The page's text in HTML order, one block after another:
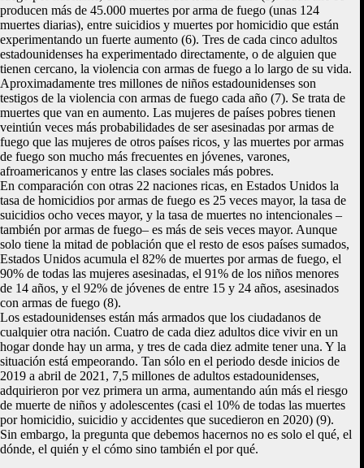
producen más de 45.000 muertes por arma de fuego (unas 124
muertes diarias), entre suicidios y muertes por homicidio que están
experimentando un fuerte aumento (6). Tres de cada cinco adultos
estadounidenses ha experimentado directamente, o de alguien que
tienen cercano, la violencia con armas de fuego a lo largo de su vida.
Aproximadamente tres millones de niños estadounidenses son
testigos de la violencia con armas de fuego cada año (7). Se trata de
muertes que van en aumento. Las mujeres de países pobres tienen
veintiún veces más probabilidades de ser asesinadas por armas de
fuego que las mujeres de otros países ricos, y las muertes por armas
de fuego son mucho más frecuentes en jóvenes, varones,
afroamericanos y entre las clases sociales más pobres.
En comparación con otras 22 naciones ricas, en Estados Unidos la
tasa de homicidios por armas de fuego es 25 veces mayor, la tasa de
suicidios ocho veces mayor, y la tasa de muertes no intencionales –
también por armas de fuego– es más de seis veces mayor. Aunque
solo tiene la mitad de población que el resto de esos países sumados,
Estados Unidos acumula el 82% de muertes por armas de fuego, el
90% de todas las mujeres asesinadas, el 91% de los niños menores
de 14 años, y el 92% de jóvenes de entre 15 y 24 años, asesinados
con armas de fuego (8).
Los estadounidenses están más armados que los ciudadanos de
cualquier otra nación. Cuatro de cada diez adultos dice vivir en un
hogar donde hay un arma, y tres de cada diez admite tener una. Y la
situación está empeorando. Tan sólo en el periodo desde inicios de
2019 a abril de 2021, 7,5 millones de adultos estadounidenses,
adquirieron por vez primera un arma, aumentando aún más el riesgo
de muerte de niños y adolescentes (casi el 10% de todas las muertes
por homicidio, suicidio y accidentes que sucedieron en 2020) (9).
Sin embargo, la pregunta que debemos hacernos no es solo el qué, el
dónde, el quién y el cómo sino también el por qué.